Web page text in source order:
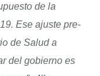
de la
Ese ajuste pre-
de Salud a
del gobierno es